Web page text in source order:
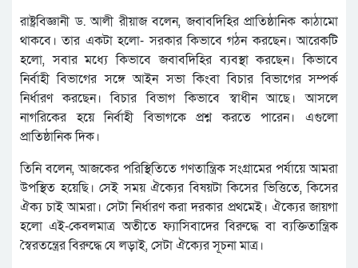
রাষ্ট্রবিজ্ঞানী ড. আলী রীয়াজ বলেন, জবাবদিহির প্রাতিষ্ঠানিক কাঠামো
থাকবে। তার একটা হলো- সরকার কিভাবে গঠন করছেন। আরেকটি
হলো, সবার মধ্যে কিভাবে জবাবদিহির ব্যবস্থা করছেন। কিভাবে
নির্বাহী বিভাগের সঙ্গে আইন সভা কিংবা বিচার বিভাগের সম্পর্ক
নির্ধারণ করছেন। বিচার বিভাগ কিভাবে স্বাধীন আছে। আসলে
নাগরিকের হয়ে নির্বাহী বিভাগকে প্রশ্ন করতে পারেন। এগুলো
প্রাতিষ্ঠানিক দিক।
তিনি বলেন, আজকের পরিস্থিতিতে গণতান্ত্রিক সংগ্রামের পর্যায়ে আমরা
উপস্থিত হয়েছি। সেই সময় ঐক্যের বিষয়টা কিসের ভিত্তিতে, কিসের
ঐক্য চাই আমরা। সেটা নির্ধারণ করা দরকার প্রথমেই। ঐক্যের জায়গা
হলো এই-কেবলমাত্র অতীতে ফ্যাসিবাদের বিরুদ্ধে বা ব্যক্তিতান্ত্রিক
স্বৈরতন্ত্রের বিরুদ্ধে যে লড়াই, সেটা ঐক্যের সূচনা মাত্র।